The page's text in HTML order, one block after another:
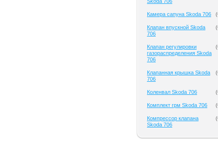
Камера сапуна Skoda 706 (
Клапан впускной Skoda
706
(
Клапан регулировки
газораспределения Skoda
706
(
Клапанная крышка Skoda
706
(
Коленвал Skoda 706 (
Комплект грм Skoda 706 (
Компрессор клапана
Skoda 706
(